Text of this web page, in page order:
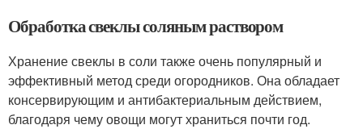
Обработка свеклы соляным раствором
Хранение свеклы в соли также очень популярный и
эффективный метод среди огородников. Она обладает
консервирующим и антибактериальным действием,
благодаря чему овощи могут храниться почти год.